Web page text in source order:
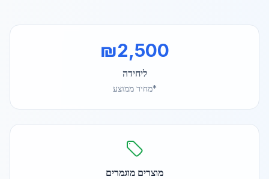
₪2,500
ליחידה
*מחיר ממוצע
מוצרים מוגמרים